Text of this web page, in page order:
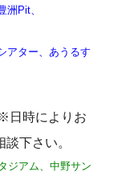
洲Pit、
アター、あうるす
日時によりお
下さい。
ジアム、中野サン